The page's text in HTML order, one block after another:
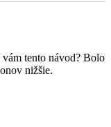
tento návod? Bolo
nižšie.